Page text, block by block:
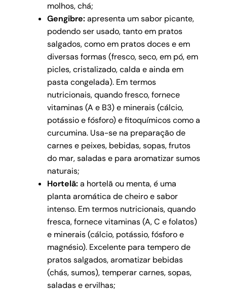
molhos, chá;
Gengibre:apresenta um sabor picante,
podendo ser usado, tanto em pratos
salgados, como em pratos doces e em
diversas formas (fresco, seco, em pó, em
picles, cristalizado, calda e ainda em
pasta congelada). Em termos
nutricionais, quando fresco, fornece
vitaminas (A e B3) e minerais (cálcio,
potássio e fósforo) e fitoquímicos como a
curcumina. Usa-se na preparação de
carnes e peixes, bebidas, sopas, frutos
do mar, saladas e para aromatizar sumos
naturais;
Hortelã:a hortelã ou menta, é uma
planta aromática de cheiro e sabor
intenso. Em termos nutricionais, quando
fresca, fornece vitaminas (A, C e folatos)
e minerais (cálcio, potássio, fósforo e
magnésio). Excelente para tempero de
pratos salgados, aromatizar bebidas
(chás, sumos), temperar carnes, sopas,
saladas e ervilhas;